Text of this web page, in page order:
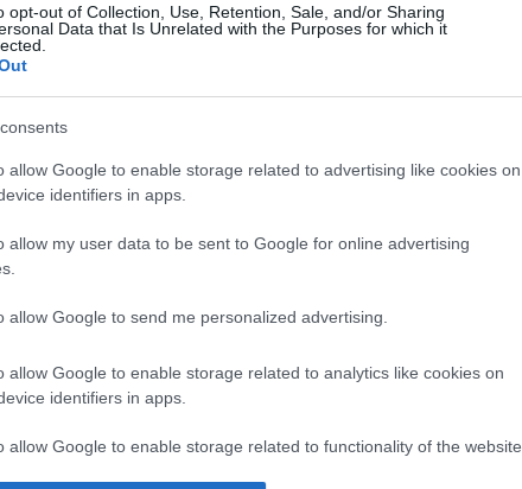
opt-out of Collection, Use, Retention, Sale, and/or Sharing
Data that Is Unrelated with the Purposes for which it
allow Google to enable storage related to advertising like cookies on
identifiers in apps.
allow my user data to be sent to Google for online advertising
allow Google to send me personalized advertising.
allow Google to enable storage related to analytics like cookies on
identifiers in apps.
allow Google to enable storage related to functionality of the website
helyzetre való tekintet nélkül nyújtott
Párizs egyik fő turistaattrakciója. Clerico 1962-
ismert mulató irányítását, és